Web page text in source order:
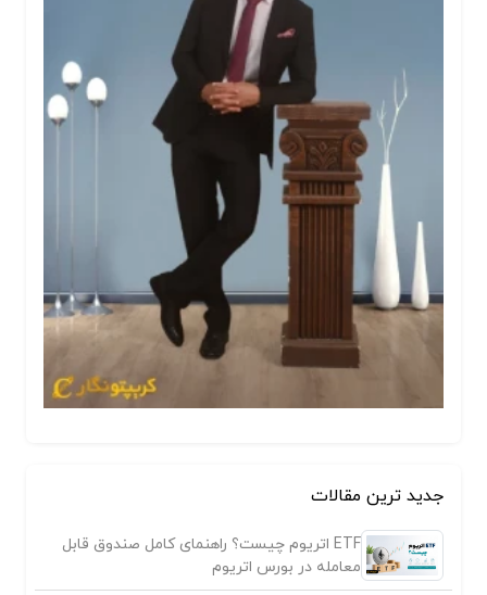
جدید ترین مقالات
ETF اتریوم چیست؟ راهنمای کامل صندوق قابل
معامله در بورس اتریوم